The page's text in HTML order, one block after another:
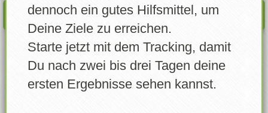
News
Profil
Info / Über
EINTRAGEN
dennoch ein gutes Hilfsmittel, um
Deine Ziele zu erreichen.
Starte jetzt mit dem Tracking, damit
Du nach zwei bis drei Tagen deine
ersten Ergebnisse sehen kannst.